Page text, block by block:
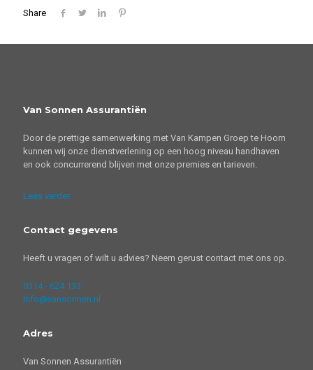
Share
Van Sonnen Assurantiën
Door de prettige samenwerking met Van Kampen Groep te Hoorn
kunnen wij onze dienstverlening op een hoog niveau handhaven
en ook concurrerend blijven met onze premies en tarieven.
Lees verder
Contact gegevens
Heeft u vragen of wilt u advies? Neem gerust contact met ons op.
0314 - 624 133
info@vansonnen.nl
Adres
Van Sonnen Assurantiën